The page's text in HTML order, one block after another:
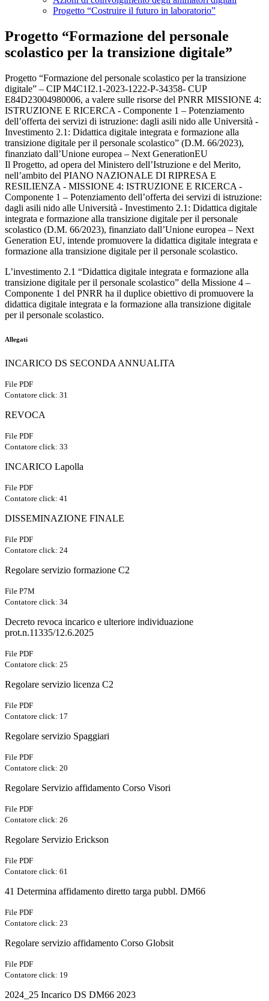
Progetto “Costruire il futuro in laboratorio”
Progetto “Formazione del personale
scolastico per la transizione digitale”
Progetto “Formazione del personale scolastico per la transizione
digitale” – CIP M4C1I2.1-2023-1222-P-34358- CUP
E84D23004980006, a valere sulle risorse del PNRR MISSIONE 4:
ISTRUZIONE E RICERCA - Componente 1 – Potenziamento
dell’offerta dei servizi di istruzione: dagli asili nido alle Università -
Investimento 2.1: Didattica digitale integrata e formazione alla
transizione digitale per il personale scolastico” (D.M. 66/2023),
finanziato dall’Unione europea – Next GenerationEU
Il Progetto, ad opera del Ministero dell’Istruzione e del Merito,
nell’ambito del PIANO NAZIONALE DI RIPRESA E
RESILIENZA - MISSIONE 4: ISTRUZIONE E RICERCA -
Componente 1 – Potenziamento dell’offerta dei servizi di istruzione:
dagli asili nido alle Università - Investimento 2.1: Didattica digitale
integrata e formazione alla transizione digitale per il personale
scolastico (D.M. 66/2023), finanziato dall’Unione europea – Next
Generation EU, intende promuovere la didattica digitale integrata e
formazione alla transizione digitale per il personale scolastico.
L’investimento 2.1 “Didattica digitale integrata e formazione alla
transizione digitale per il personale scolastico” della Missione 4 –
Componente 1 del PNRR ha il duplice obiettivo di promuovere la
didattica digitale integrata e la formazione alla transizione digitale
per il personale scolastico.
Allegati
INCARICO DS SECONDA ANNUALITA
File PDF
Contatore click: 31
REVOCA
File PDF
Contatore click: 33
INCARICO Lapolla
File PDF
Contatore click: 41
DISSEMINAZIONE FINALE
File PDF
Contatore click: 24
Regolare servizio formazione C2
File P7M
Contatore click: 34
Decreto revoca incarico e ulteriore individuazione
prot.n.11335/12.6.2025
File PDF
Contatore click: 25
Regolare servizio licenza C2
File PDF
Contatore click: 17
Regolare servizio Spaggiari
File PDF
Contatore click: 20
Regolare Servizio affidamento Corso Visori
File PDF
Contatore click: 26
Regolare Servizio Erickson
File PDF
Contatore click: 61
41 Determina affidamento diretto targa pubbl. DM66
File PDF
Contatore click: 23
Regolare servizio affidamento Corso Globsit
File PDF
Contatore click: 19
2024_25 Incarico DS DM66 2023